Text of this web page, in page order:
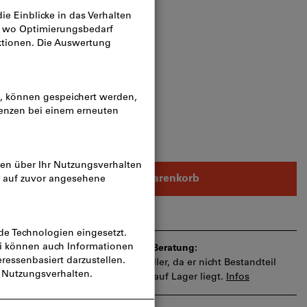
In den Warenkorb
Lieferzeit und eingeschränkte Beratung:
wir für Sie direkt beim Hersteller, da er nicht Bestandteil
ist und somit nicht bei uns auf Lager liegt. Infos